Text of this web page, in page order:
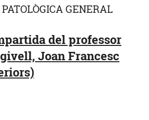
GENERAL
del professor
Joan Francesc